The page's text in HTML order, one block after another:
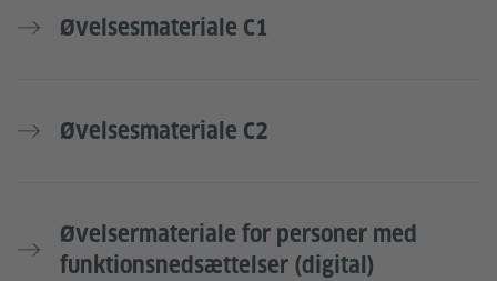
Øvelsesmateriale C1
Øvelsesmateriale C2
Øvelsermateriale for personer med
funktionsnedsættelser (digital)